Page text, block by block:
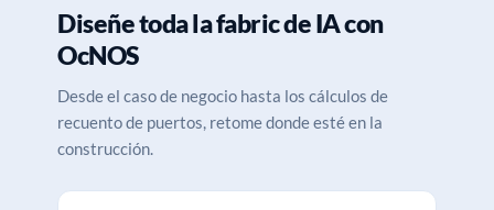
Diseñe toda la fabric de IA con
OcNOS
Desde el caso de negocio hasta los cálculos de
recuento de puertos, retome donde esté en la
construcción.